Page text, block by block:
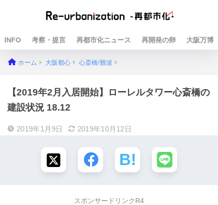
INFO 考察・提言 再都市化ニュース 再開発の卵 大阪万博
ホーム 大阪都心 心斎橋/難波
【2019年2月入居開始】ローレルタワー心斎橋の
建設状況 18.12
2019年1月9日 2019年10月12日
スポンサードリンクR4